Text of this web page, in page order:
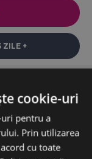
ZILE +
cookie-uri
pentru a
Prin utilizarea
cu toate